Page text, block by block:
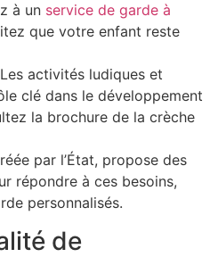
à un service de garde à
que votre enfant reste
activités ludiques et
clé dans le développement
la brochure de la crèche
par l’État, propose des
répondre à ces besoins,
personnalisés.
de